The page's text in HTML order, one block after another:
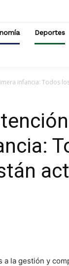
Deportes
infancia: Todos
a la gestión y